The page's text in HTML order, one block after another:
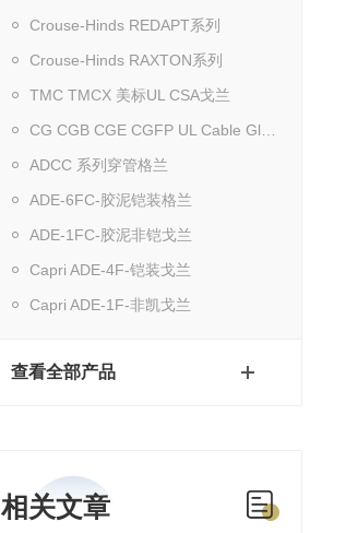
Crouse-Hinds REDAPT系列
Crouse-Hinds RAXTON系列
TMC TMCX 美标UL CSA戈兰
ADCC 系列穿管格兰
ADE-6FC-胶泥铠装格兰
ADE-1FC-胶泥非铠戈兰
Capri ADE-4F-铠装戈兰
Capri ADE-1F-非凯戈兰
查看全部产品
相关文章